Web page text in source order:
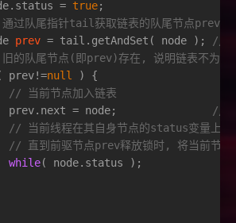
=
true;
过队尾指针tail获取链表的队尾节点prev,
prev = tail.getAndSet( node );
//
的队尾节点(即prev)存在, 说明链表不为空
prev!=null
) {
// 当前节点加入链表
prev.next = node;
//
// 当前线程在其自身节点的status变量上进
// 直到前驱节点prev释放锁时, 将当前节
while( node.status );